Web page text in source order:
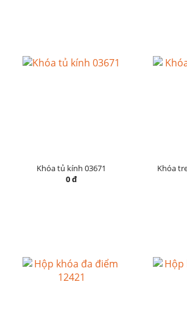
Khóa tủ kính 03671
0 đ
Khóa